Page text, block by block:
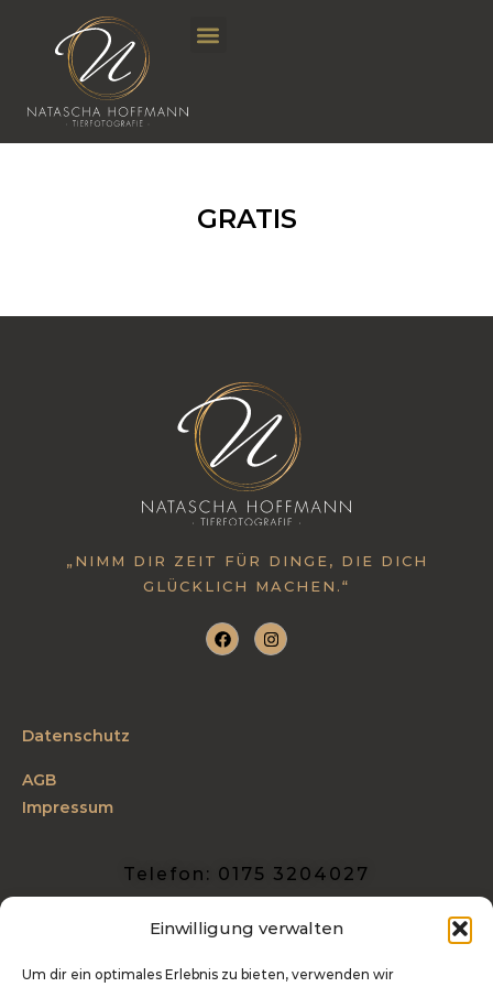
Einwilligung verwalten
Um dir ein optimales Erlebnis zu bieten, verwenden wir
GRATIS
„NIMM DIR ZEIT FÜR DINGE, DIE DICH
GLÜCKLICH MACHEN.“
Datenschutz
AGB
Impressum
Telefon: 0175 3204027
Industriestraße 27 | 54486 Mülheim